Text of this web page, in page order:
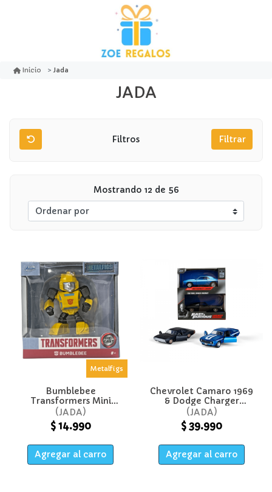
Inicio Jada
JADA
Filtros Filtrar
Mostrando 12 de 56
Metalfigs
Bumblebee
Transformers Mini
Figura - Jada
JADA
$ 14.990
Agregar al carro
Chevrolet Camaro 1969
& Dodge Charger
Widebody 1968 Legacy
Series Fast & Furious
1:32 - Jada
JADA
$ 39.990
Agregar al carro